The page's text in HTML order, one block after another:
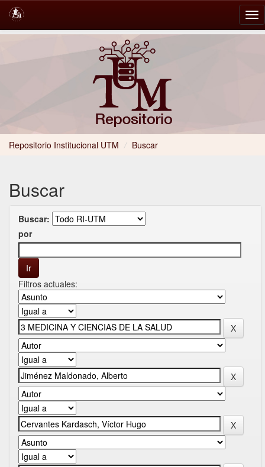
Repositorio Institucional UTM / Buscar
Buscar
Buscar:
por
Filtros actuales: